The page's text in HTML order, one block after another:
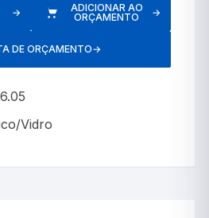
→
ADICIONAR AO
ORÇAMENTO
→
DE ORÇAMENTO→
Vidro